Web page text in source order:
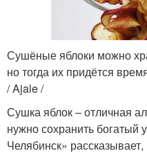
Сушёные яблоки можно
но тогда их придётся
/ Ajale /
Сушка яблок – отличная
нужно сохранить
Челябинск»